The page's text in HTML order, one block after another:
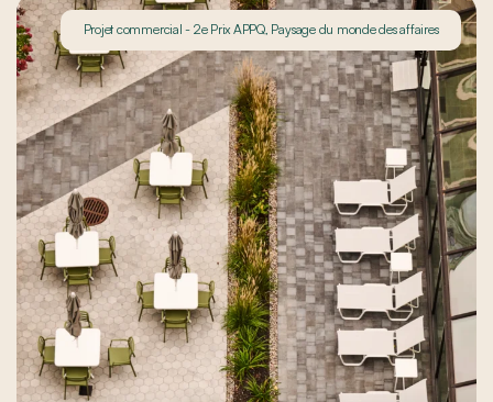
Projet commercial - 2e Prix APPQ, Paysage du monde des affaires